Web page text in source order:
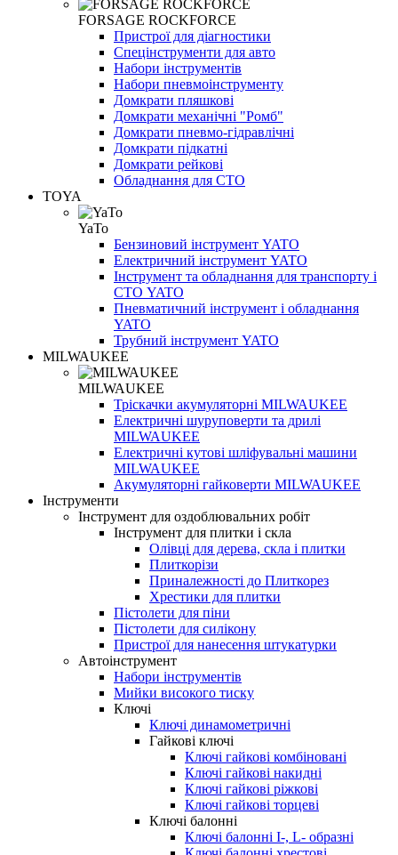
FORSAGE ROCKFORCE
Пристрої для діагностики
Спецінструменти для авто
Набори інструментів
Набори пневмоінструменту
Домкрати пляшкові
Домкрати механічні "Ромб"
Домкрати пневмо-гідравлічні
Домкрати підкатні
Домкрати рейкові
Обладнання для СТО
TOYA
YaTo
Бензиновий інструмент YATO
Електричний інструмент YATO
Інструмент та обладнання для транспорту і
СТО YATO
Пневматичний інструмент і обладнання
YATO
Трубний інструмент YATO
MILWAUKEE
MILWAUKEE
Тріскачки акумуляторні MILWAUKEE
Електричні шуруповерти та дрилі
MILWAUKEE
Електричні кутові шліфувальні машини
MILWAUKEE
Акумуляторні гайковерти MILWAUKEE
Інструменти
Інструмент для оздоблювальних робіт
Інструмент для плитки і скла
Олівці для дерева, скла і плитки
Плиткорізи
Приналежності до Плиткорез
Хрестики для плитки
Пістолети для піни
Пістолети для силікону
Пристрої для нанесення штукатурки
Автоінструмент
Набори інструментів
Мийки високого тиску
Ключі
Ключі динамометричні
Гайкові ключі
Ключі гайкові комбіновані
Ключі гайкові накидні
Ключі гайкові ріжкові
Ключі гайкові торцеві
Ключі балонні
Ключі балонні I-, L- образні